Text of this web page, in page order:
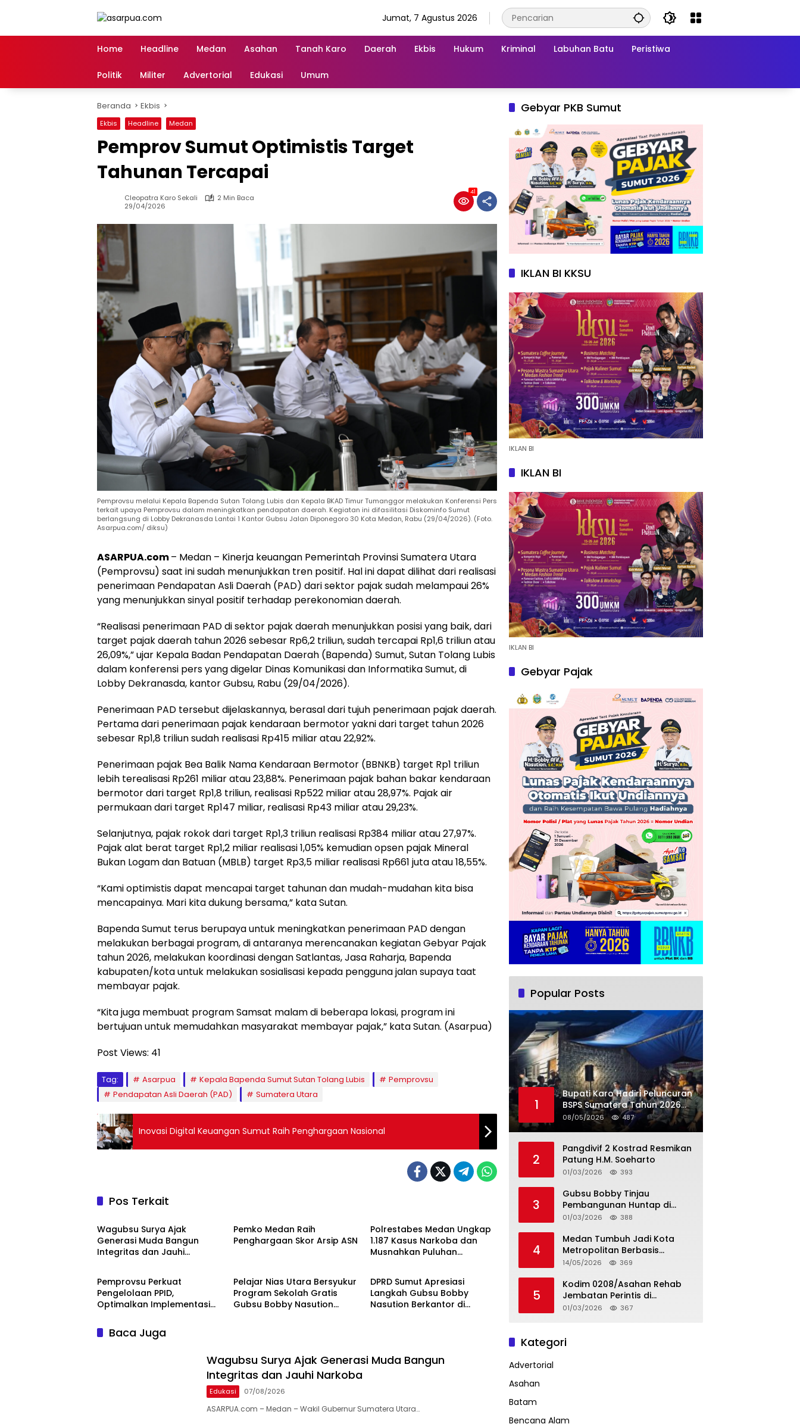
Jumat, 7 Agustus 2026
Home Headline Medan Asahan Tanah Karo Daerah Ekbis Hukum Kriminal Labuhan Batu Peristiwa
Politik Militer Advertorial Edukasi Umum
Beranda Ekbis
Ekbis Headline Medan
Pemprov Sumut Optimistis Target
Tahunan Tercapai
Cleopatra Karo Sekali
2 Min Baca
29/04/2026
41
Pemprovsu melalui Kepala Bapenda Sutan Tolang Lubis dan Kepala BKAD Timur Tumanggor melakukan Konferensi Pers
terkait upaya Pemprovsu dalam meningkatkan pendapatan daerah. Kegiatan ini difasilitasi Diskominfo Sumut
berlangsung di Lobby Dekranasda Lantai 1 Kantor Gubsu Jalan Diponegoro 30 Kota Medan, Rabu (29/04/2026). (Foto.
Asarpua.com/ diksu)
ASARPUA.com– Medan – Kinerja keuangan Pemerintah Provinsi Sumatera Utara
(Pemprovsu) saat ini sudah menunjukkan tren positif. Hal ini dapat dilihat dari realisasi
penerimaan Pendapatan Asli Daerah (PAD) dari sektor pajak sudah melampaui 26%
yang menunjukkan sinyal positif terhadap perekonomian daerah.
“Realisasi penerimaan PAD di sektor pajak daerah menunjukkan posisi yang baik, dari
target pajak daerah tahun 2026 sebesar Rp6,2 triliun, sudah tercapai Rp1,6 triliun atau
26,09%,” ujar Kepala Badan Pendapatan Daerah (Bapenda) Sumut, Sutan Tolang Lubis
dalam konferensi pers yang digelar Dinas Komunikasi dan Informatika Sumut, di
Lobby Dekranasda, kantor Gubsu, Rabu (29/04/2026).
Penerimaan PAD tersebut dijelaskannya, berasal dari tujuh penerimaan pajak daerah.
Pertama dari penerimaan pajak kendaraan bermotor yakni dari target tahun 2026
sebesar Rp1,8 triliun sudah realisasi Rp415 miliar atau 22,92%.
Penerimaan pajak Bea Balik Nama Kendaraan Bermotor (BBNKB) target Rp1 triliun
lebih terealisasi Rp261 miliar atau 23,88%. Penerimaan pajak bahan bakar kendaraan
bermotor dari target Rp1,8 triliun, realisasi Rp522 miliar atau 28,97%. Pajak air
permukaan dari target Rp147 miliar, realisasi Rp43 miliar atau 29,23%.
Selanjutnya, pajak rokok dari target Rp1,3 triliun realisasi Rp384 miliar atau 27,97%.
Pajak alat berat target Rp1,2 miliar realisasi 1,05% kemudian opsen pajak Mineral
Bukan Logam dan Batuan (MBLB) target Rp3,5 miliar realisasi Rp661 juta atau 18,55%.
“Kami optimistis dapat mencapai target tahunan dan mudah-mudahan kita bisa
mencapainya. Mari kita dukung bersama,” kata Sutan.
Bapenda Sumut terus berupaya untuk meningkatkan penerimaan PAD dengan
melakukan berbagai program, di antaranya merencanakan kegiatan Gebyar Pajak
tahun 2026, melakukan koordinasi dengan Satlantas, Jasa Raharja, Bapenda
kabupaten/kota untuk melakukan sosialisasi kepada pengguna jalan supaya taat
membayar pajak.
“Kita juga membuat program Samsat malam di beberapa lokasi, program ini
bertujuan untuk memudahkan masyarakat membayar pajak,” kata Sutan. (Asarpua)
Post Views: 41
Tag: Asarpua Kepala Bapenda Sumut Sutan Tolang Lubis
Pemprovsu
Pendapatan Asli Daerah (PAD)
Sumatera Utara
Inovasi Digital Keuangan Sumut Raih Penghargaan Nasional
Pos Terkait
Edukasi
Wagubsu Surya Ajak
Generasi Muda Bangun
Integritas dan Jauhi
Pemko Medan Raih
Penghargaan Skor Arsip ASN
Polrestabes Medan Ungkap
1.187 Kasus Narkoba dan
Musnahkan Puluhan
Berita
Pemprovsu Perkuat
Pengelolaan PPID,
Optimalkan Implementasi
2026
Pelajar Nias Utara Bersyukur
Program Sekolah Gratis
Gubsu Bobby Nasution
Daerah
DPRD Sumut Apresiasi
Langkah Gubsu Bobby
Nasution Berkantor di
Baca Juga
Wagubsu Surya Ajak Generasi Muda Bangun
Integritas dan Jauhi Narkoba
Edukasi 07/08/2026
ASARPUA.com – Medan – Wakil Gubernur Sumatera Utara…
Gebyar PKB Sumut
IKLAN BI KKSU
IKLAN BI
IKLAN BI
IKLAN BI
Gebyar Pajak
Popular Posts
1
Bupati Karo Hadiri Peluncuran
BSPS Sumatera Tahun 2026
Secarra Daring
08/05/2026 487
2
Pangdivif 2 Kostrad Resmikan
Patung H.M. Soeharto
01/03/2026 393
3
Gubsu Bobby Tinjau
Pembangunan Huntap di
Tapteng
01/03/2026 388
4
Medan Tumbuh Jadi Kota
Metropolitan Berbasis
Teknologi
14/05/2026 369
5
Kodim 0208/Asahan Rehab
Jembatan Perintis di
Mandarsah
01/03/2026 367
Kategori
Advertorial
Asahan
Batam
Bencana Alam